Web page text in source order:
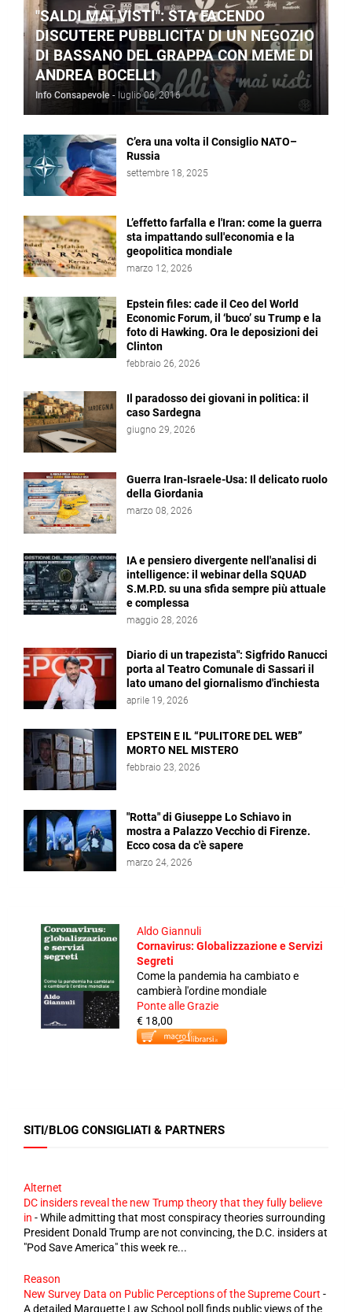
"SALDI MAI VISTI": STA FACENDO
DISCUTERE PUBBLICITA' DI UN NEGOZIO
DI BASSANO DEL GRAPPA CON MEME DI
ANDREA BOCELLI
Info Consapevole - luglio 06, 2016
C’era una volta il Consiglio NATO–
Russia
settembre 18, 2025
L’effetto farfalla e l'Iran: come la guerra
sta impattando sull'economia e la
geopolitica mondiale
marzo 12, 2026
Epstein files: cade il Ceo del World
Economic Forum, il ‘buco’ su Trump e la
foto di Hawking. Ora le deposizioni dei
Clinton
febbraio 26, 2026
Il paradosso dei giovani in politica: il
caso Sardegna
giugno 29, 2026
Guerra Iran-Israele-Usa: Il delicato ruolo
della Giordania
marzo 08, 2026
IA e pensiero divergente nell'analisi di
intelligence: il webinar della SQUAD
S.M.P.D. su una sfida sempre più attuale
e complessa
maggio 28, 2026
Diario di un trapezista": Sigfrido Ranucci
porta al Teatro Comunale di Sassari il
lato umano del giornalismo d'inchiesta
aprile 19, 2026
EPSTEIN E IL “PULITORE DEL WEB”
MORTO NEL MISTERO
febbraio 23, 2026
"Rotta" di Giuseppe Lo Schiavo in
mostra a Palazzo Vecchio di Firenze.
Ecco cosa da c'è sapere
marzo 24, 2026
Aldo Giannuli
Cornavirus: Globalizzazione e Servizi
Segreti
Come la pandemia ha cambiato e
cambierà l'ordine mondiale
Ponte alle Grazie
€ 18,00
SITI/BLOG CONSIGLIATI & PARTNERS
Alternet
DC insiders reveal the new Trump theory that they fully believe
in -While admitting that most conspiracy theories surrounding
President Donald Trump are not convincing, the D.C. insiders at
"Pod Save America" this week re...
Reason
New Survey Data on Public Perceptions of the Supreme Court -
A detailed Marquette Law School poll finds public views of the